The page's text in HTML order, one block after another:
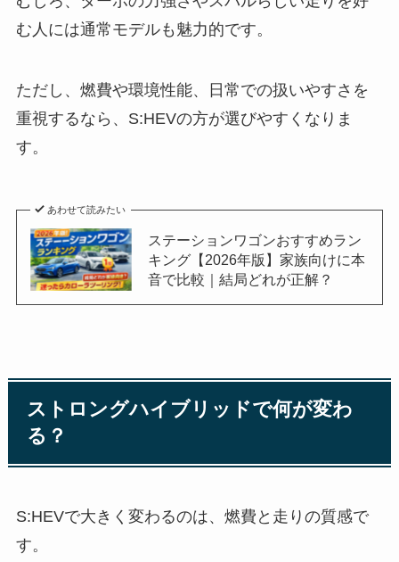
む人には通常モデルも魅力的です。
ただし、燃費や環境性能、日常での扱いやすさを
重視するなら、S:HEVの方が選びやすくなりま
す。
あわせて読みたい
ステーションワゴンおすすめラン
キング【2026年版】家族向けに本
音で比較｜結局どれが正解？
ストロングハイブリッドで何が変わ
る？
S:HEVで大きく変わるのは、燃費と走りの質感で
す。